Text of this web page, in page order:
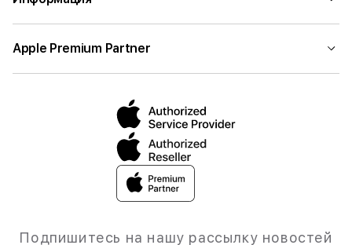
Apple Premium Partner
Подпишитесь на нашу рассылку новостей